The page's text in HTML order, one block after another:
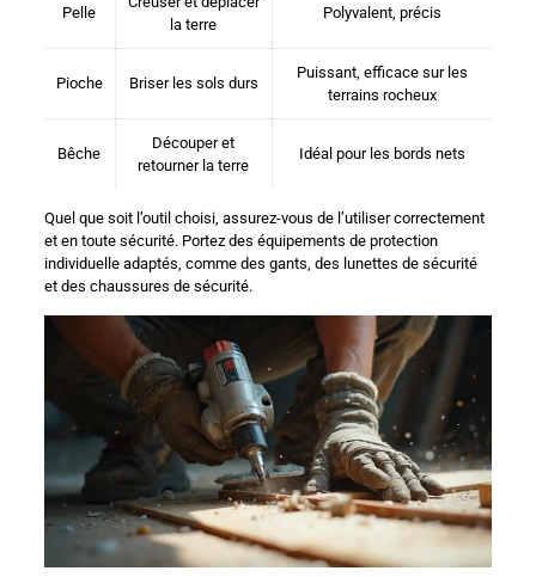
Pelle
la terre
Polyvalent, précis
Pioche Briser les sols durs
Puissant, efficace sur les
terrains rocheux
Bêche
Découper et
retourner la terre
Idéal pour les bords nets
Quel que soit l’outil choisi, assurez-vous de l’utiliser correctement
et en toute sécurité. Portez des équipements de protection
individuelle adaptés, comme des gants, des lunettes de sécurité
et des chaussures de sécurité.